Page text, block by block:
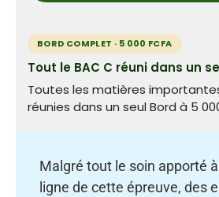
BORD COMPLET · 5 000 FCFA
Tout le BAC C réuni dans un
Toutes les matières
réunies dans un seul Bord à 5
Malgré tout le soin apporté
ligne de cette épreuve, des